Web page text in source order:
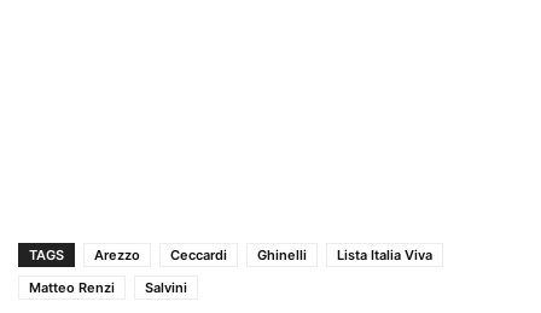
TAGS Arezzo Ceccardi Ghinelli
Lista Italia Viva
Matteo Renzi
Salvini